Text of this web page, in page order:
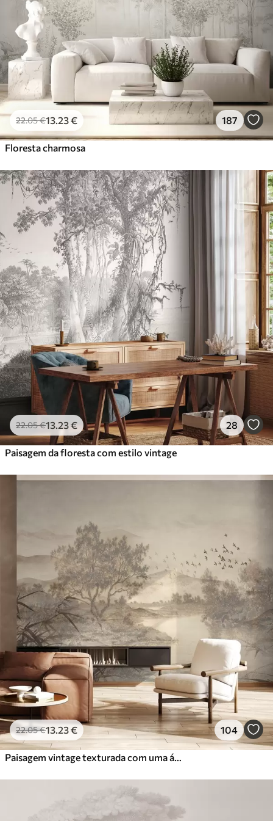
56.67 34.00€ /m²
Vinil Premium
65.0039.00€/m²
Peel and Stick
.00€/m²
22.05€13 .23€ 187
Floresta charmosa
22.05€13 .23€ 28
Paisagem da floresta com estilo vintage
22.05€13 .23€ 104